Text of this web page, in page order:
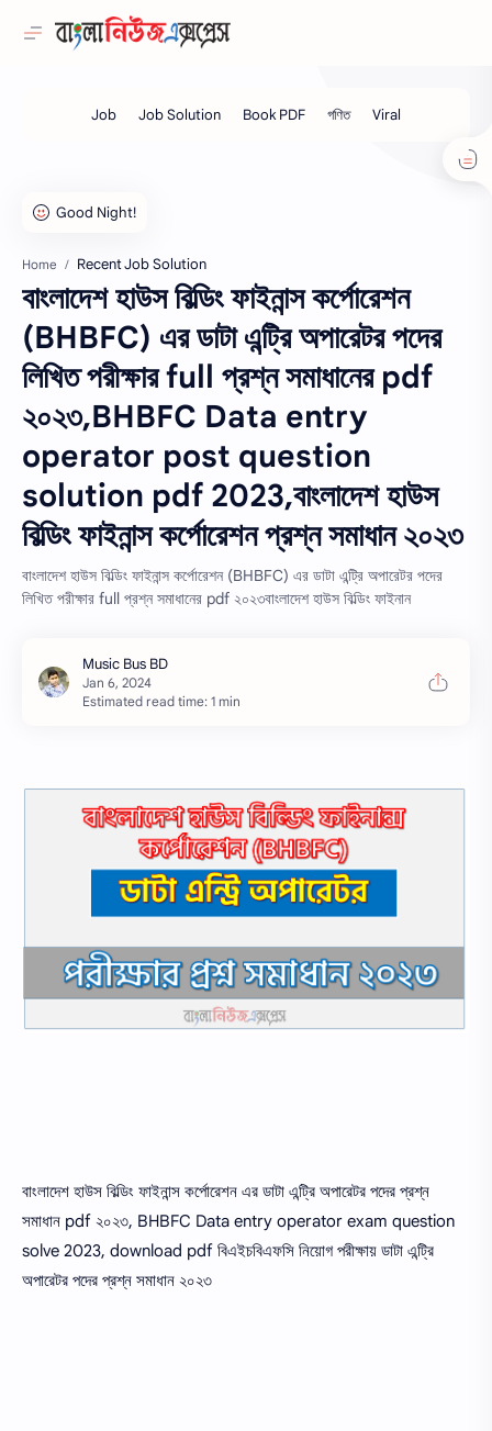
Home Recent Job Solution
বাংলাদেশ হাউস বিল্ডিং ফাইনান্স কর্পোরেশন
(BHBFC) এর ডাটা এন্ট্রি অপারেটর পদের
লিখিত পরীক্ষার full প্রশ্ন সমাধানের pdf
২০২৩,BHBFC Data entry
operator post question
solution pdf 2023,বাংলাদেশ হাউস
বিল্ডিং ফাইনান্স কর্পোরেশন প্রশ্ন সমাধান ২০২৩
বাংলাদেশ হাউস বিল্ডিং ফাইনান্স কর্পোরেশন (BHBFC) এর ডাটা এন্ট্রি অপারেটর পদের
লিখিত পরীক্ষার full প্রশ্ন সমাধানের pdf ২০২৩বাংলাদেশ হাউস বিল্ডিং ফাইনান
Estimated read time: 1 min
বাংলাদেশ হাউস বিল্ডিং ফাইনান্স কর্পোরেশন এর ডাটা এন্ট্রি অপারেটর পদের প্রশ্ন
সমাধান pdf ২০২৩, BHBFC Data entry operator exam question
solve 2023, download pdf বিএইচবিএফসি নিয়োগ পরীক্ষায় ডাটা এন্ট্রি
অপারেটর পদের প্রশ্ন সমাধান ২০২৩